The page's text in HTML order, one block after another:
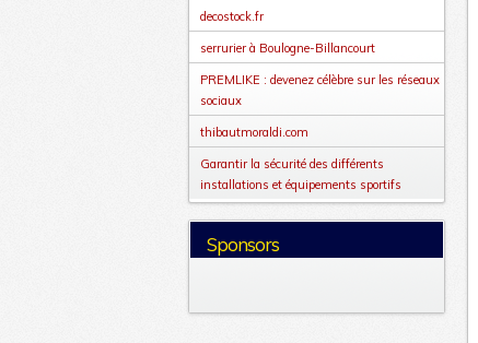
decostock.fr
serrurier à Boulogne-Billancourt
PREMLIKE : devenez célèbre sur les réseaux
sociaux
thibautmoraldi.com
Garantir la sécurité des différents
installations et équipements sportifs
Sponsors